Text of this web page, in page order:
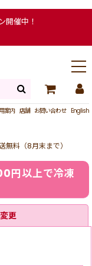
開催中！
案内 店舗 お問い合わせ English
料（8月末まで）
円以上で冷凍
更